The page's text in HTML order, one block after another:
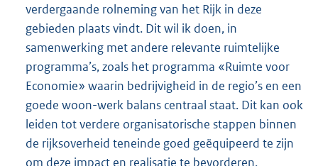
verdergaande rolneming van het Rijk in deze
gebieden plaats vindt. Dit wil ik doen, in
samenwerking met andere relevante ruimtelijke
programma’s, zoals het programma «Ruimte voor
Economie» waarin bedrijvigheid in de regio’s en een
goede woon-werk balans centraal staat. Dit kan ook
leiden tot verdere organisatorische stappen binnen
de rijksoverheid teneinde goed geëquipeerd te zijn
om deze impact en realisatie te bevorderen.